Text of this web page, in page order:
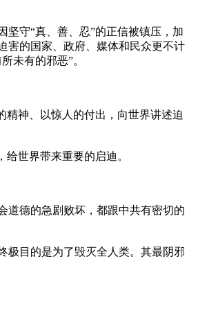
守“真、善、忍”的正信被镇压，加
害的国家、政府、媒体和民众更不计
未有的邪恶”。
精神、以惊人的付出，向世界讲述迫
世界带来重要的启迪。
道德的急剧败坏，都跟中共有密切的
极目的是为了毁灭全人类。其最阴邪